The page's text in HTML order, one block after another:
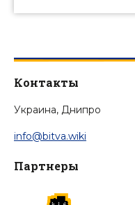
Контакты
Украина, Днипро
info@bitva.wiki
Партнеры